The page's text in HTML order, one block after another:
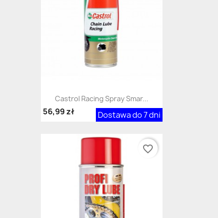
Castrol Racing Spray Smar...
Dostawa do 7 dni
56,99 zł
favorite_border